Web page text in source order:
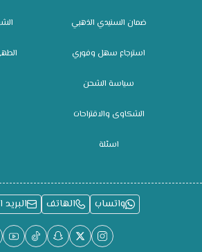
ضمان السنيدي الذهبي
استرجاع سهل وفوري
سياسة الشحن
الشكاوى والاقتراحات
اسئلة
واتساب الهاتف